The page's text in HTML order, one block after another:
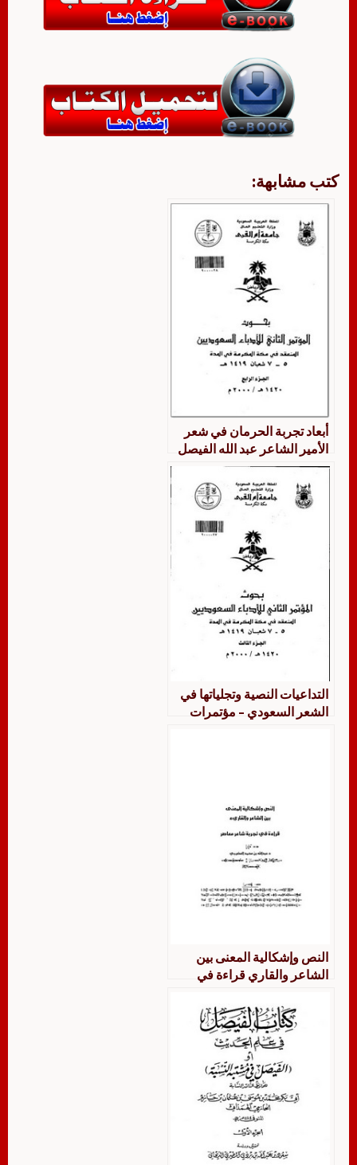
كتب مشابهة:
أبعاد تجربة الحرمان في شعر
الأمير الشاعر عبد الله الفيصل
التداعيات النصية وتجلياتها في
الشعر السعودي – مؤتمرات
النص وإشكالية المعنى بين
الشاعر والقاري قراءة في